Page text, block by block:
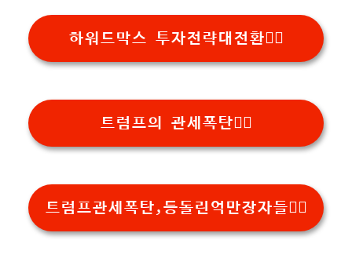
하워드막스 투자전략대전환👉🏻
트럼프의 관세폭탄👉🏻
트럼프관세폭탄,등돌린억만장자들👉🏻